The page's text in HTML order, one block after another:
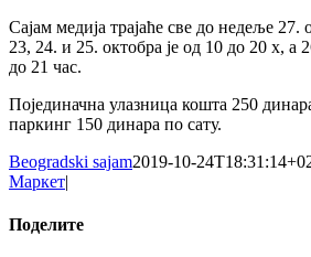
Сајам медија трајаће све до недеље 27.
23, 24. и 25. октобра је од 10 до 20 х, а
до 21 час.
Појединачна улазница кошта 250
паркинг 150 динара по сату.
Beogradski sajam2019-10-
Маркет|
Поделите